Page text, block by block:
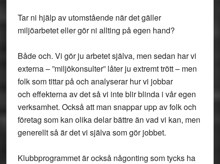
Tar ni hjälp av utomstående när det gäller
miljöarbetet eller gör ni allting på egen hand?
Både och. Vi gör ju arbetet själva, men sedan har vi
externa – ”miljökonsulter” låter ju extremt trött – men
folk som tittar på och analyserar hur vi jobbar
och effekterna av det så vi inte blir blinda i vår egen
verksamhet. Också att man snappar upp av folk och
företag som kan olika delar bättre än vad vi kan, men
generellt så är det vi själva som gör jobbet.
Klubbprogrammet är också någonting som tycks ha